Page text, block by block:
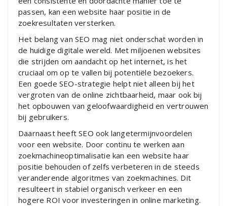
passen, kan een website haar positie in de
zoekresultaten versterken.
Het belang van SEO mag niet onderschat worden in
de huidige digitale wereld. Met miljoenen websites
die strijden om aandacht op het internet, is het
cruciaal om op te vallen bij potentiële bezoekers.
Een goede SEO-strategie helpt niet alleen bij het
vergroten van de online zichtbaarheid, maar ook bij
het opbouwen van geloofwaardigheid en vertrouwen
bij gebruikers.
Daarnaast heeft SEO ook langetermijnvoordelen
voor een website. Door continu te werken aan
zoekmachineoptimalisatie kan een website haar
positie behouden of zelfs verbeteren in de steeds
veranderende algoritmes van zoekmachines. Dit
resulteert in stabiel organisch verkeer en een
hogere ROI voor investeringen in online marketing.